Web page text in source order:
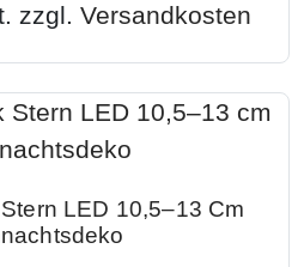
zzgl. Versandkosten
LED 10,5–13 Cm